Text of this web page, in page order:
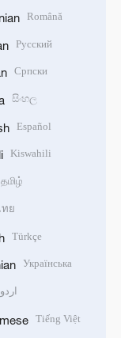
Română
Русский
Српски
සිංහල
Español
Kiswahili
தமிழ்
ย
Türkçe
Українська
اردو
Tiếng Việt